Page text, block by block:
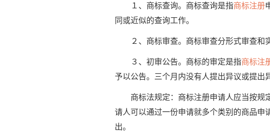
１、商标查询。商标查询是指商标注册
同或近似的查询工作。
２、商标审查。商标审查分形式审查和实
３、初审公告。商标的审定是指商标注
予以公告。三个月内没有人提出异议或提出
商标法规定：商标注册申请人应当按规定
请人可以通过一份申请就多个类别的商品申
出。